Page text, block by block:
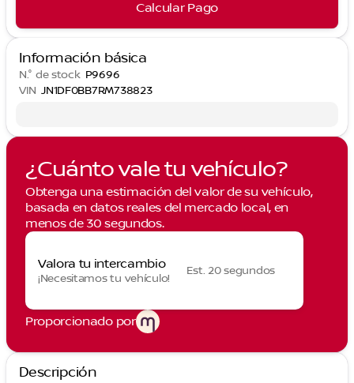
Calcular Pago
Información básica
N.° de stock P9696
VIN JN1DF0BB7RM738823
¿Cuánto vale tu vehículo?
Obtenga una estimación del valor de su vehículo,
basada en datos reales del mercado local, en
menos de 30 segundos.
Valora tu intercambio
¡Necesitamos tu vehículo!
Est. 20 segundos
Proporcionado por
Descripción